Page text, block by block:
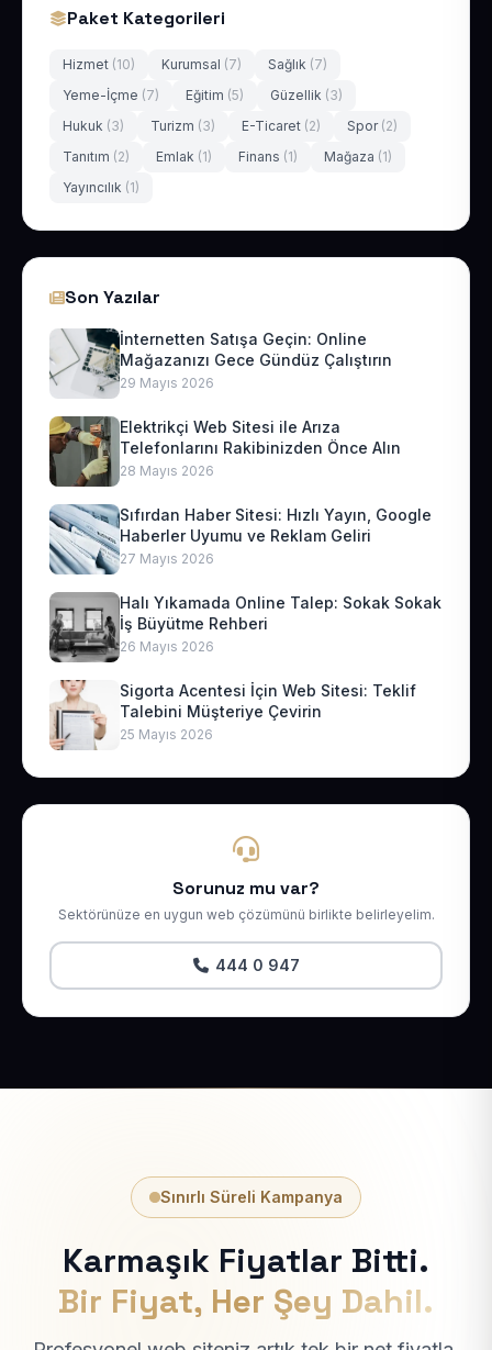
Paket Kategorileri
Hizmet (10) Kurumsal (7) Sağlık (7)
Yeme-İçme (7) Eğitim (5) Güzellik (3)
Hukuk (3) Turizm (3) E-Ticaret (2) Spor (2)
Tanıtım (2) Emlak (1) Finans (1) Mağaza (1)
Yayıncılık (1)
Son Yazılar
İnternetten Satışa Geçin: Online
Mağazanızı Gece Gündüz Çalıştırın
29 Mayıs 2026
Elektrikçi Web Sitesi ile Arıza
Telefonlarını Rakibinizden Önce Alın
28 Mayıs 2026
Sıfırdan Haber Sitesi: Hızlı Yayın, Google
Haberler Uyumu ve Reklam Geliri
27 Mayıs 2026
Halı Yıkamada Online Talep: Sokak Sokak
İş Büyütme Rehberi
26 Mayıs 2026
Sigorta Acentesi İçin Web Sitesi: Teklif
Talebini Müşteriye Çevirin
25 Mayıs 2026
Sorunuz mu var?
Sektörünüze en uygun web çözümünü birlikte belirleyelim.
444 0 947
Sınırlı Süreli Kampanya
Karmaşık Fiyatlar Bitti.
Bir Fiyat, Her Şey Dahil.